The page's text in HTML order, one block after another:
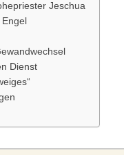
Jeschua
Dienst